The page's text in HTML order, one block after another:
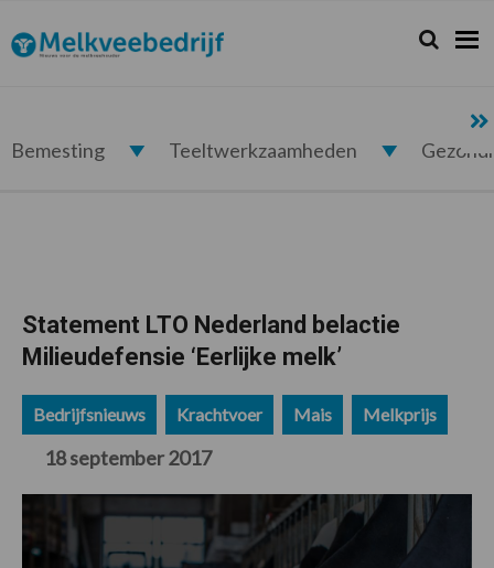
de
hoofdnavigatie
de
hoofd
de
eerste
de
voettekst
Melkveebedrijf.nl Zoeken...
Zoek
Bemesting Teeltwerkzaamheden
Statement LTO Nederland belactie
Milieudefensie ‘Eerlijke melk’
Bedrijfsnieuws Krachtvoer Mais Melkprijs
18 september 2017